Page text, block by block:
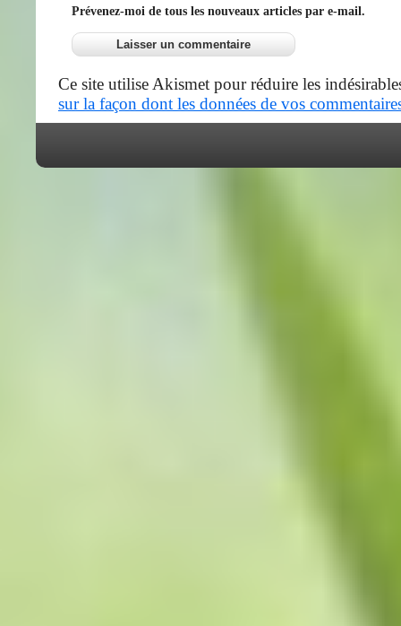
Prévenez-moi de tous les nouveaux articles par e-mail.
Ce site utilise Akismet pour réduire les
sur la façon dont les données de vos